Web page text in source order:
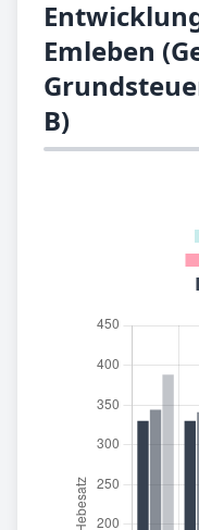
Emleben
B)